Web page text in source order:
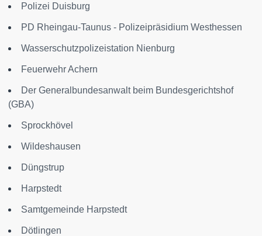
Polizei Duisburg
PD Rheingau-Taunus - Polizeipräsidium Westhessen
Wasserschutzpolizeistation Nienburg
Feuerwehr Achern
Der Generalbundesanwalt beim Bundesgerichtshof
(GBA)
Sprockhövel
Wildeshausen
Düngstrup
Harpstedt
Samtgemeinde Harpstedt
Dötlingen